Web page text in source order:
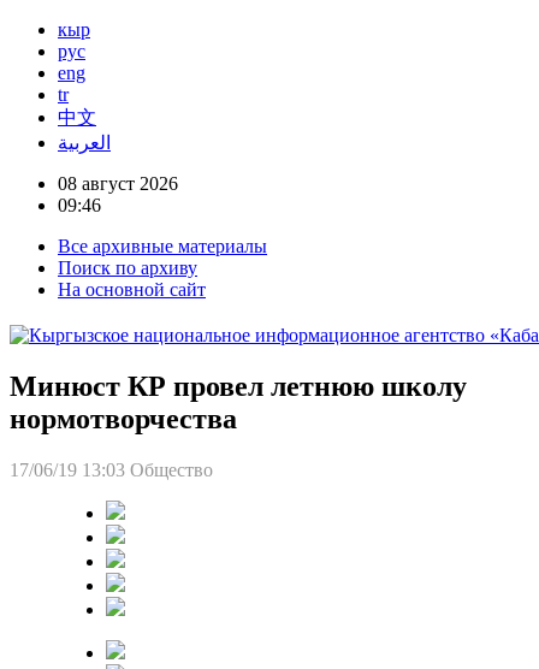
кыр
рус
eng
tr
中文
العربية
08 август 2026
09:46
Все архивные материалы
Поиск по архиву
На основной сайт
Минюст КР провел летнюю школу
нормотворчества
17/06/19 13:03 Общество